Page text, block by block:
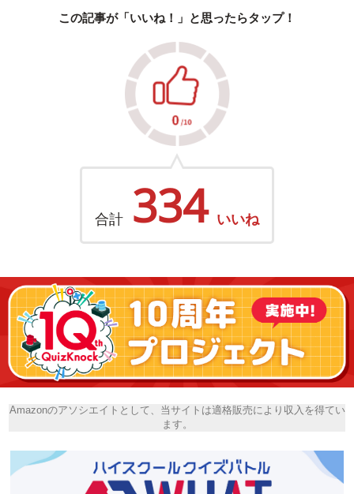
この記事が「いいね！」と思ったらタップ！
合計 334 いいね
Amazonのアソシエイトとして、当サイトは適格販売により収入を得てい
ます。